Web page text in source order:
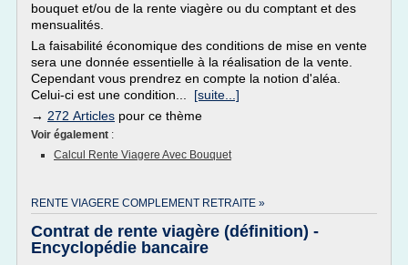
bouquet et/ou de la rente viagère ou du comptant et des
mensualités.
La faisabilité économique des conditions de mise en vente
sera une donnée essentielle à la réalisation de la vente.
Cependant vous prendrez en compte la notion d'aléa.
Celui-ci est une condition... [suite...]
→ 272 Articles pour ce thème
Voir également :
Calcul Rente Viagere Avec Bouquet
RENTE VIAGERE COMPLEMENT RETRAITE »
Contrat de rente viagère (définition) -
Encyclopédie bancaire